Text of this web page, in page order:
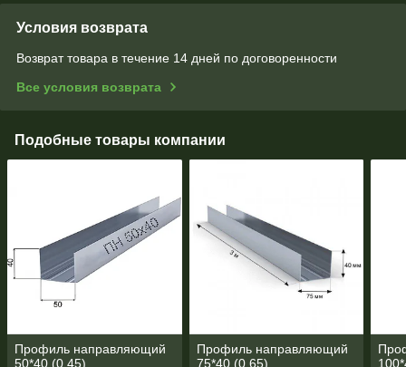
Условия возврата
Возврат товара в течение 14 дней по договоренности
Все условия возврата
Подобные товары компании
Профиль направляющий
50*40 (0,45)
Профиль направляющий
75*40 (0,65)